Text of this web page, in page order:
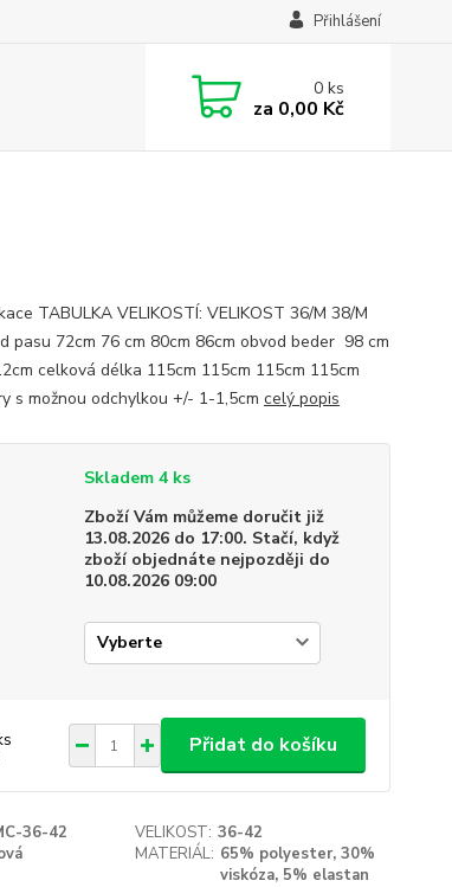
Přihlášení
0ks
za 0,00 Kč
TABULKA VELIKOSTÍ: VELIKOST 36/M 38/M
pasu 72cm 76 cm 80cm 86cm obvod beder 98 cm
celková délka 115cm 115cm 115cm 115cm
s možnou odchylkou +/- 1-1,5cm celý popis
Skladem 4 ks
Zboží Vám můžeme doručit již
13.08.2026 do 17:00. Stačí, když
zboží objednáte nejpozději do
10.08.2026 09:00
Přidat do košíku
36-42 VELIKOST: 36-42
MATERIÁL: 65% polyester, 30%
viskóza, 5% elastan